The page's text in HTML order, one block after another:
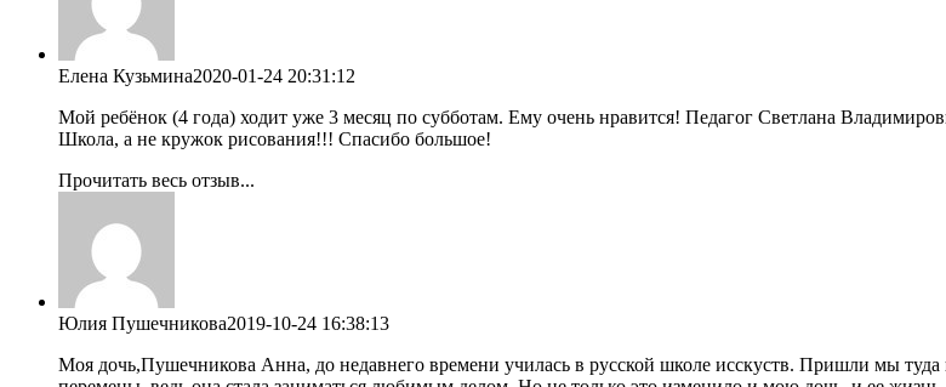
Елена Кузьмина2020-01-24 20:31:12
Мой ребёнок (4 года) ходит уже 3 месяц по субботам. Ему очень нравится! Педагог Светлана
Школа, а не кружок рисования!!! Спасибо большое!
Прочитать весь отзыв...
Юлия Пушечникова2019-10-24 16:38:13
Моя дочь,Пушечникова Анна, до недавнего времени училась в русской школе исскуств. Пришли мы туда